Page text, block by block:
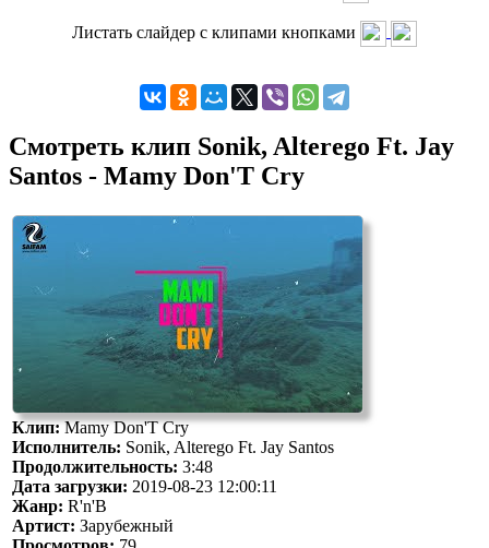
Листать слайдер с клипами кнопками
Смотреть клип Sonik, Alterego Ft. Jay
Santos - Mamy Don'T Cry
Клип:Mamy Don'T Cry
Исполнитель: Sonik, Alterego Ft. Jay Santos
Продолжительность: 3:48
Дата загрузки: 2019-08-23 12:00:11
Жанр: R'n'B
Артист: Зарубежный